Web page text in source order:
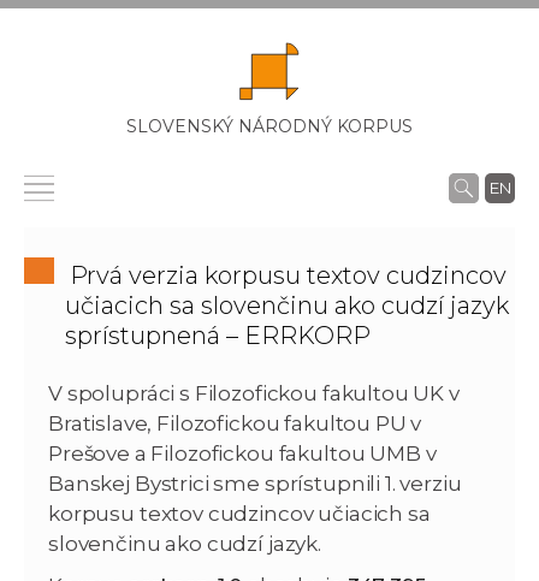
SLOVENSKÝ NÁRODNÝ KORPUS
EN
Prvá verzia korpusu textov cudzincov
učiacich sa slovenčinu ako cudzí jazyk
sprístupnená – ERRKORP
V spolupráci s Filozofickou fakultou UK v
Bratislave, Filozofickou fakultou PU v
Prešove a Filozofickou fakultou UMB v
Banskej Bystrici sme sprístupnili 1. verziu
korpusu textov cudzincov učiacich sa
slovenčinu ako cudzí jazyk.